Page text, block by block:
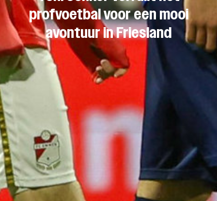
profvoetbal voor een mooi
avontuur in Friesland